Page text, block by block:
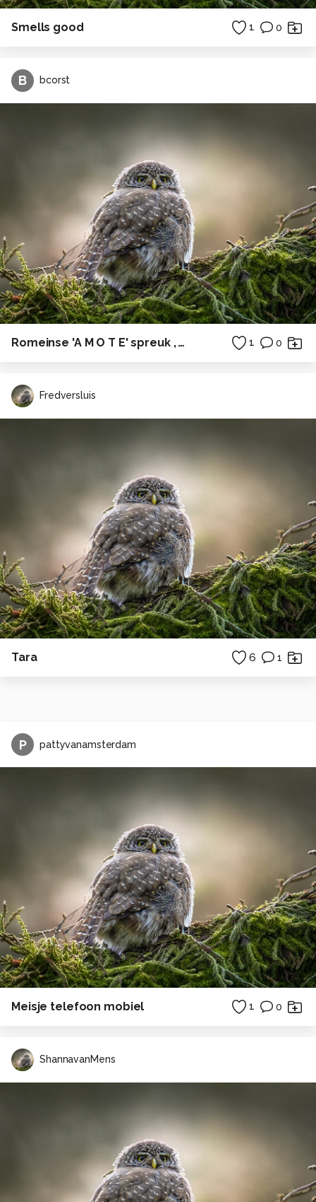
Smells good 1 0
B bcorst
Romeinse 'A M O T E' spreuk , Valkhofpark, Nijmegen 2026-2033 1 0
Fredversluis
Tara 6 1
P pattyvanamsterdam
Meisje telefoon mobiel 1 0
ShannavanMens